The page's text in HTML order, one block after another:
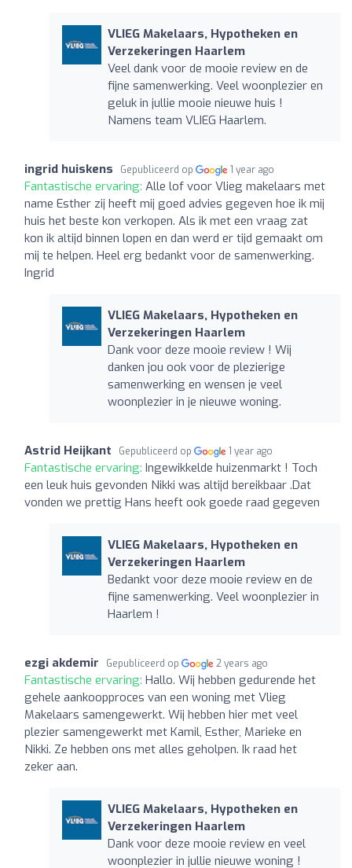
VLIEG Makelaars, Hypotheken en
Verzekeringen Haarlem
Veel dank voor de mooie review en de
fijne samenwerking. Veel woonplezier en
geluk in jullie mooie nieuwe huis !
Namens team VLIEG Haarlem.
ingrid huiskens Gepubliceerd op 1 year ago
Fantastische ervaring: Alle lof voor Vlieg makelaars met
name Esther zij heeft mij goed advies gegeven hoe ik mij
huis het beste kon verkopen. Als ik met een vraag zat
kon ik altijd binnen lopen en dan werd er tijd gemaakt om
mij te helpen. Heel erg bedankt voor de samenwerking.
Ingrid
VLIEG Makelaars, Hypotheken en
Verzekeringen Haarlem
Dank voor deze mooie review ! Wij
danken jou ook voor de plezierige
samenwerking en wensen je veel
woonplezier in je nieuwe woning.
Astrid Heijkant Gepubliceerd op 1 year ago
Fantastische ervaring: Ingewikkelde huizenmarkt ! Toch
een leuk huis gevonden Nikki was altijd bereikbaar .Dat
vonden we prettig Hans heeft ook goede raad gegeven
VLIEG Makelaars, Hypotheken en
Verzekeringen Haarlem
Bedankt voor deze mooie review en de
fijne samenwerking. Veel woonplezier in
Haarlem !
ezgi akdemir Gepubliceerd op 2 years ago
Fantastische ervaring: Hallo. Wij hebben gedurende het
gehele aankoopproces van een woning met Vlieg
Makelaars samengewerkt. Wij hebben hier met veel
plezier samengewerkt met Kamil, Esther, Marieke en
Nikki. Ze hebben ons met alles geholpen. Ik raad het
zeker aan.
VLIEG Makelaars, Hypotheken en
Verzekeringen Haarlem
Dank voor deze mooie review en veel
woonplezier in jullie nieuwe woning !